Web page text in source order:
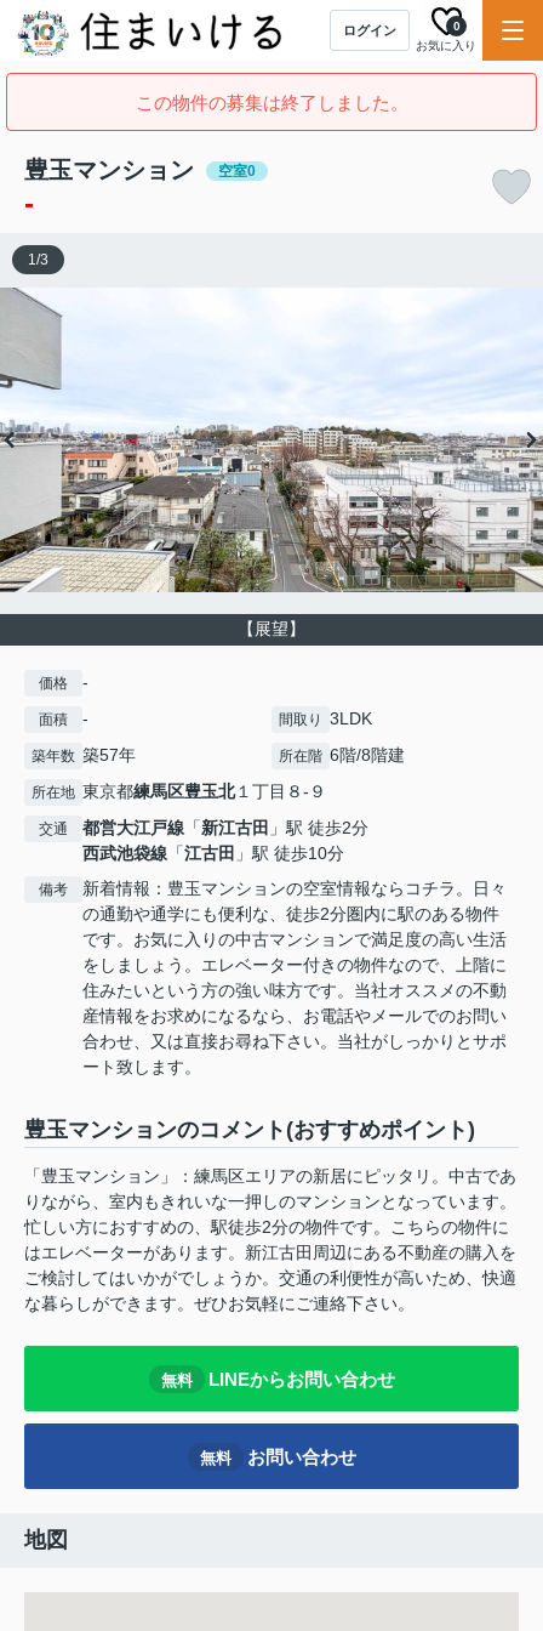
ログイン
お気に入り
0
この物件の募集は終了しました。
豊玉マンション 空室0
-
【展望】
1/3
価格 -
面積 - 間取り 3LDK
築年数 築57年 所在階 6階/8階建
所在地 東京都練馬区豊玉北１丁目８-９
交通 都営大江戸線 「新江古田 」駅 徒歩2分
西武池袋線 「江古田 」駅 徒歩10分
備考
新着情報：豊玉マンションの空室情報ならコチラ。日々
の通勤や通学にも便利な、徒歩2分圏内に駅のある物件
です。お気に入りの中古マンションで満足度の高い生活
をしましょう。エレベーター付きの物件なので、上階に
住みたいという方の強い味方です。当社オススメの不動
産情報をお求めになるなら、お電話やメールでのお問い
合わせ、又は直接お尋ね下さい。当社がしっかりとサポ
ート致します。
豊玉マンションのコメント(おすすめポイント)
「豊玉マンション」：練馬区エリアの新居にピッタリ。中古であ
りながら、室内もきれいな一押しのマンションとなっています。
忙しい方におすすめの、駅徒歩2分の物件です。こちらの物件に
はエレベーターがあります。新江古田周辺にある不動産の購入を
ご検討してはいかがでしょうか。交通の利便性が高いため、快適
な暮らしができます。ぜひお気軽にご連絡下さい。
無料 LINEからお問い合わせ
無料 お問い合わせ
地図